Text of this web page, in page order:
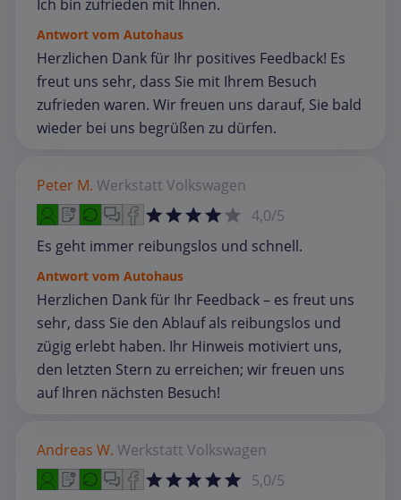
Ich bin zufrieden mit Ihnen.
Antwort vom Autohaus
Herzlichen Dank für Ihr positives Feedback! Es
freut uns sehr, dass Sie mit Ihrem Besuch
zufrieden waren. Wir freuen uns darauf, Sie bald
wieder bei uns begrüßen zu dürfen.
Peter M. Werkstatt Volkswagen
4,0/5
Es geht immer reibungslos und schnell.
Antwort vom Autohaus
Herzlichen Dank für Ihr Feedback – es freut uns
sehr, dass Sie den Ablauf als reibungslos und
zügig erlebt haben. Ihr Hinweis motiviert uns,
den letzten Stern zu erreichen; wir freuen uns
auf Ihren nächsten Besuch!
Andreas W. Werkstatt Volkswagen
5,0/5